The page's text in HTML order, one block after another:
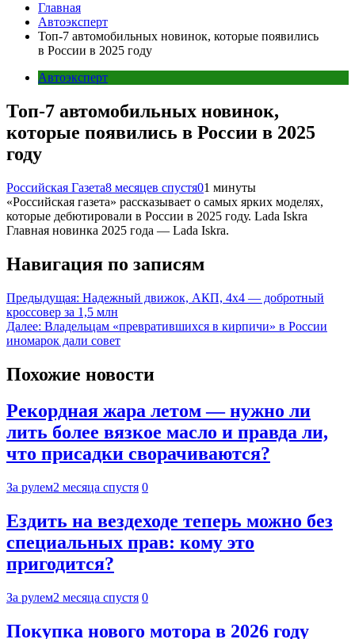
Главная
Автоэксперт
Топ-7 автомобильных новинок, которые появились
в России в 2025 году
Автоэксперт
Топ-7 автомобильных новинок,
которые появились в России в 2025
году
Российская Газета8 месяцев спустя01 минуты
«Российская газета» рассказывает о самых ярких моделях,
которые дебютировали в России в 2025 году. Lada Iskra
Главная новинка 2025 года — Lada Iskra.
Навигация по записям
Предыдущая: Надежный движок, АКП, 4х4 — добротный
кроссовер за 1,5 млн
Далее: Владельцам «превратившихся в кирпичи» в России
иномарок дали совет
Похожие новости
Рекордная жара летом — нужно ли
лить более вязкое масло и правда ли,
что присадки сворачиваются?
За рулем2 месяца спустя 0
Ездить на вездеходе теперь можно без
специальных прав: кому это
пригодится?
За рулем2 месяца спустя 0
Покупка нового мотора в 2026 году